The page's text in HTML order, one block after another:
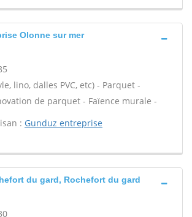
Olonne sur mer
lino, dalles PVC, etc) - Parquet -
de parquet - Faïence murale -
: Gunduz entreprise
du gard, Rochefort du gard